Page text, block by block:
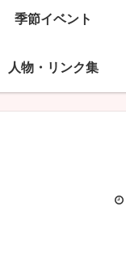
季節イベント
人物・リンク集